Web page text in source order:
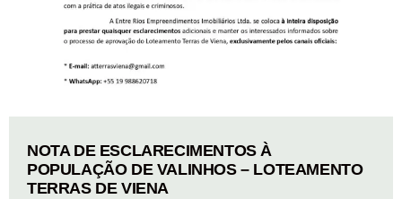
NOTA DE ESCLARECIMENTOS À
POPULAÇÃO DE VALINHOS – LOTEAMENTO
TERRAS DE VIENA